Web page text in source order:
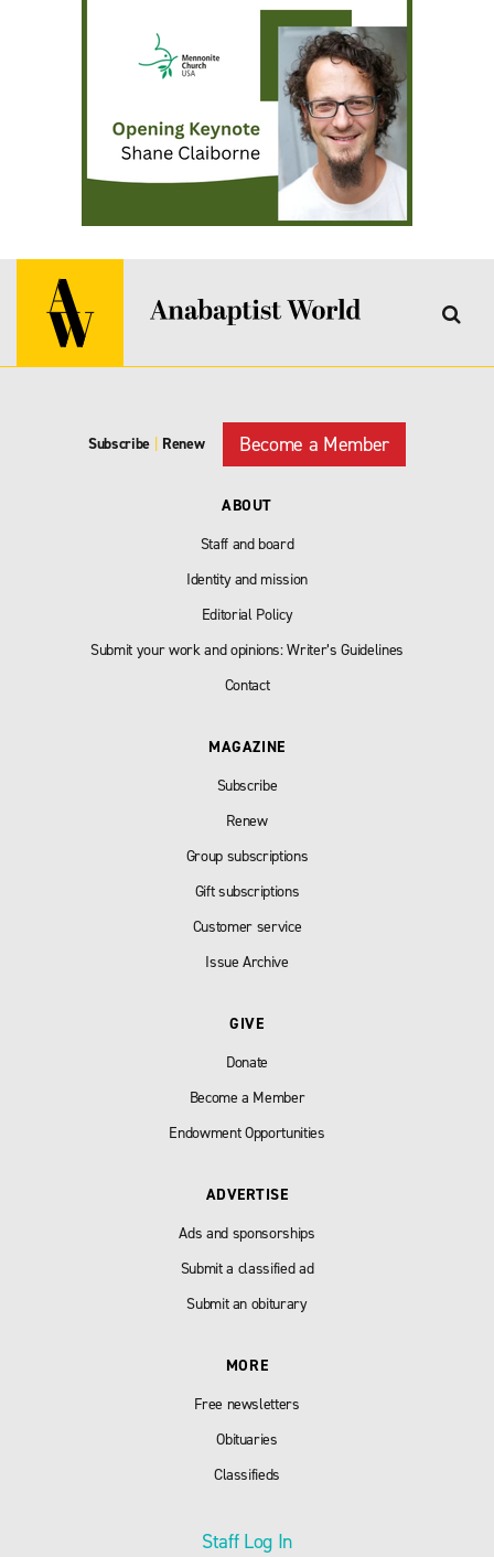
Subscribe Renew Become a Member
ABOUT
Staff and board
Identity and mission
Editorial Policy
Submit your work and opinions: Writer’s Guidelines
Contact
MAGAZINE
Subscribe
Renew
Group subscriptions
Gift subscriptions
Customer service
Issue Archive
GIVE
Donate
Become a Member
Endowment Opportunities
ADVERTISE
Ads and sponsorships
Submit a classified ad
Submit an obiturary
MORE
Free newsletters
Obituaries
Classifieds
Staff Log In